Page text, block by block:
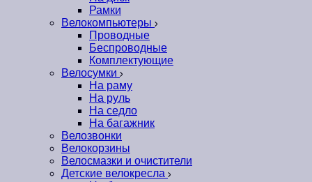
Рамки
Велокомпьютеры
Проводные
Беспроводные
Комплектующие
Велосумки
На раму
На руль
На седло
На багажник
Велозвонки
Велокорзины
Велосмазки и очистители
Детские велокресла